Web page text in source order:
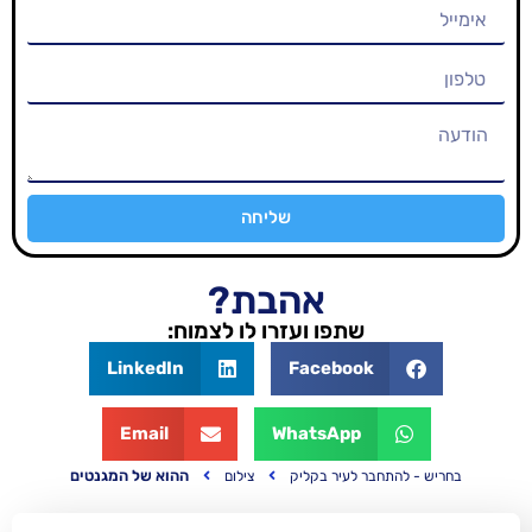
שתפו ועזרו לו לצמוח:
LinkedIn
Email
לעיר בקליק צילום ההוא של המגנטים